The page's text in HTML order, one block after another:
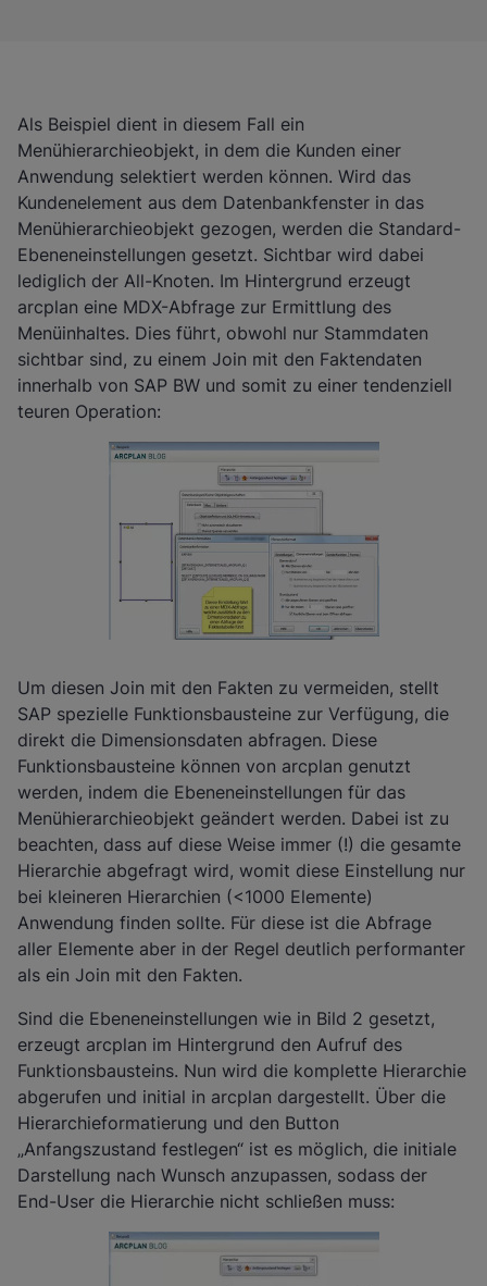
Als Beispiel dient in diesem Fall ein
Menühierarchieobjekt, in dem die Kunden einer
Anwendung selektiert werden können. Wird das
Kundenelement aus dem Datenbankfenster in das
Menühierarchieobjekt gezogen, werden die Standard-
Ebeneneinstellungen gesetzt. Sichtbar wird dabei
lediglich der All-Knoten. Im Hintergrund erzeugt
arcplan eine MDX-Abfrage zur Ermittlung des
Menüinhaltes. Dies führt, obwohl nur Stammdaten
sichtbar sind, zu einem Join mit den Faktendaten
innerhalb von SAP BW und somit zu einer tendenziell
teuren Operation:
Um diesen Join mit den Fakten zu vermeiden, stellt
SAP spezielle Funktionsbausteine zur Verfügung, die
direkt die Dimensionsdaten abfragen. Diese
Funktionsbausteine können von arcplan genutzt
werden, indem die Ebeneneinstellungen für das
Menühierarchieobjekt geändert werden. Dabei ist zu
beachten, dass auf diese Weise immer (!) die gesamte
Hierarchie abgefragt wird, womit diese Einstellung nur
bei kleineren Hierarchien (<1000 Elemente)
Anwendung finden sollte. Für diese ist die Abfrage
aller Elemente aber in der Regel deutlich performanter
als ein Join mit den Fakten.
Sind die Ebeneneinstellungen wie in Bild 2 gesetzt,
erzeugt arcplan im Hintergrund den Aufruf des
Funktionsbausteins. Nun wird die komplette Hierarchie
abgerufen und initial in arcplan dargestellt. Über die
Hierarchieformatierung und den Button
„Anfangszustand festlegen“ ist es möglich, die initiale
Darstellung nach Wunsch anzupassen, sodass der
End-User die Hierarchie nicht schließen muss: